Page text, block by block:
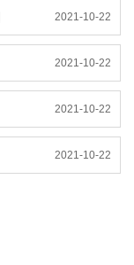
2021-10-22
2021-10-22
2021-10-22
2021-10-22